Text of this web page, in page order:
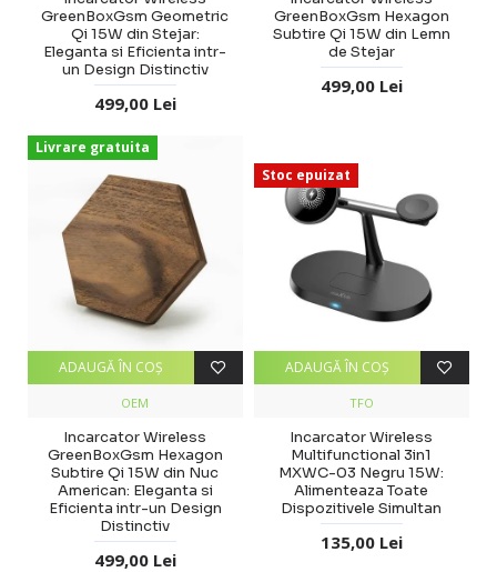
GreenBoxGsm Geometric
Qi 15W din Stejar:
Eleganta si Eficienta intr-
un Design Distinctiv
499,00 Lei
GreenBoxGsm Hexagon
Subtire Qi 15W din Lemn
de Stejar
499,00 Lei
Livrare gratuita
OEM
Incarcator Wireless
GreenBoxGsm Hexagon
Subtire Qi 15W din Nuc
American: Eleganta si
Eficienta intr-un Design
Distinctiv
499,00 Lei
ADAUGĂ ÎN COŞ
Stoc epuizat
TFO
Incarcator Wireless
Multifunctional 3in1
MXWC-03 Negru 15W:
Alimenteaza Toate
Dispozitivele Simultan
135,00 Lei
ADAUGĂ ÎN COŞ